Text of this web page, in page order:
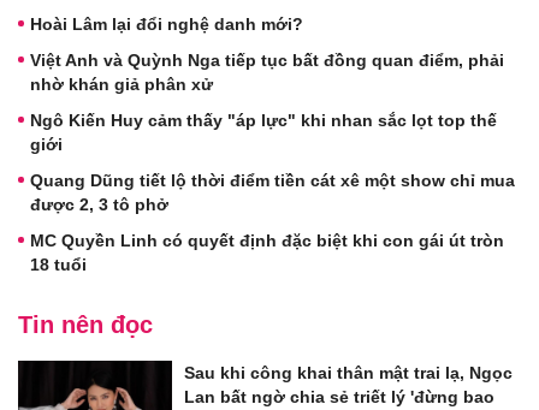
Hoài Lâm lại đổi nghệ danh mới?
Việt Anh và Quỳnh Nga tiếp tục bất đồng quan điểm, phải
nhờ khán giả phân xử
Ngô Kiến Huy cảm thấy "áp lực" khi nhan sắc lọt top thế
giới
Quang Dũng tiết lộ thời điểm tiền cát xê một show chỉ mua
được 2, 3 tô phở
MC Quyền Linh có quyết định đặc biệt khi con gái út tròn
18 tuổi
Tin nên đọc
Sau khi công khai thân mật trai lạ, Ngọc
Lan bất ngờ chia sẻ triết lý 'đừng bao